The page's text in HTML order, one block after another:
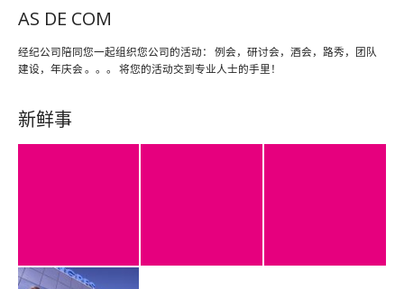
AS DE COM
经纪公司陪同您一起组织您公司的活动： 例会，研讨会，酒会，路秀，团队
建设，年庆会 。。。 将您的活动交到专业人士的手里！
新鲜事